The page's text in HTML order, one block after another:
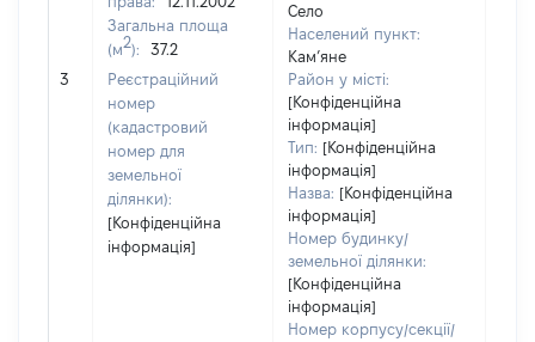
3
Загальна площа
(м2):
37.2
Реєстраційний
номер
(кадастровий
номер для
земельної
ділянки):
[Конфіденційна
інформація]
Село
Населений пункт:
Кам’яне
Район у місті:
[Конфіденційна
інформація]
Тип: [Конфіденційна
інформація]
Назва: [Конфіденційна
інформація]
Номер будинку/
земельної ділянки:
[Конфіденційна
інформація]
Номер корпусу/секції/